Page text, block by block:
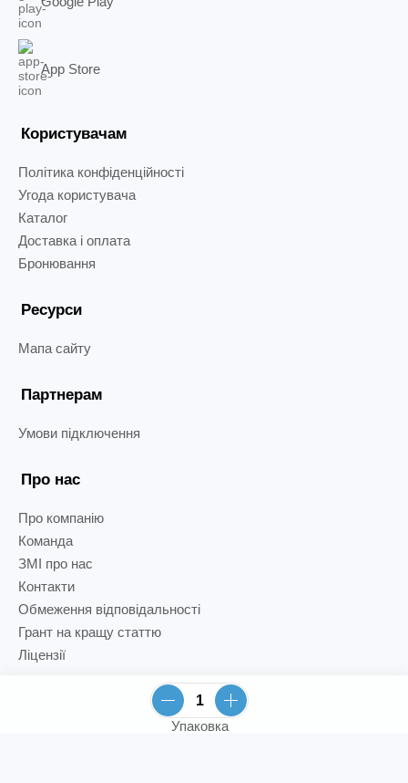
Упаковка
App Store
Користувачам
Політика конфіденційності
Угода користувача
Каталог
Доставка і оплата
Бронювання
Ресурси
Мапа сайту
Партнерам
Умови підключення
Про нас
Про компанію
Команда
ЗМІ про нас
Контакти
Обмеження відповідальності
Грант на кращу статтю
Ліцензії